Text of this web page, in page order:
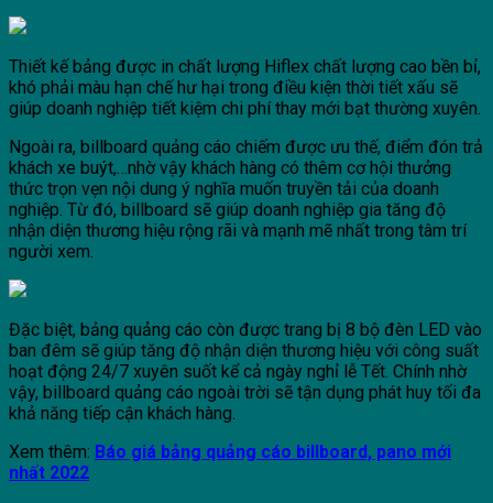
Thiết kế bảng được in chất lượng Hiflex chất lượng cao bền bỉ,
khó phải màu hạn chế hư hại trong điều kiện thời tiết xấu sẽ
giúp doanh nghiệp tiết kiệm chi phí thay mới bạt thường xuyên.
Ngoài ra, billboard quảng cáo chiếm được ưu thế, điểm đón trả
khách xe buýt,…nhờ vậy khách hàng có thêm cơ hội thưởng
thức trọn vẹn nội dung ý nghĩa muốn truyền tải của doanh
nghiệp. Từ đó, billboard sẽ giúp doanh nghiệp gia tăng độ
nhận diện thương hiệu rộng rãi và mạnh mẽ nhất trong tâm trí
người xem.
Đặc biệt, bảng quảng cáo còn được trang bị 8 bộ đèn LED vào
ban đêm sẽ giúp tăng độ nhận diện thương hiệu với công suất
hoạt động 24/7 xuyên suốt kể cả ngày nghỉ lễ Tết. Chính nhờ
vậy, billboard quảng cáo ngoài trời sẽ tận dụng phát huy tối đa
khả năng tiếp cận khách hàng.
Xem thêm: Báo giá bảng quảng cáo billboard, pano mới
nhất 2022